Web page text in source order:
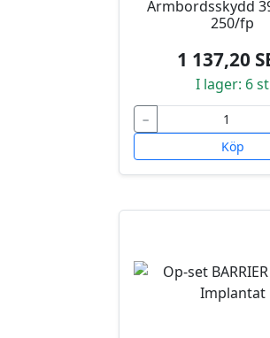
Armbordsskydd
250/fp
1 137,20
I lager: 6 st
−
Köp